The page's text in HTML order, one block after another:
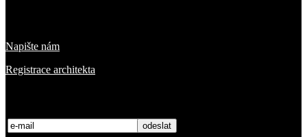
Napište nám
Registrace architekta